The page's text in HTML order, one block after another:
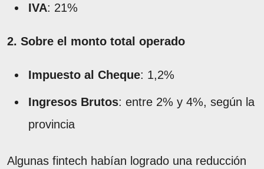
IVA: 21%
2. Sobre el monto total operado
Impuesto al Cheque: 1,2%
Ingresos Brutos: entre 2% y 4%, según la
provincia
Algunas fintech habían logrado una reducción